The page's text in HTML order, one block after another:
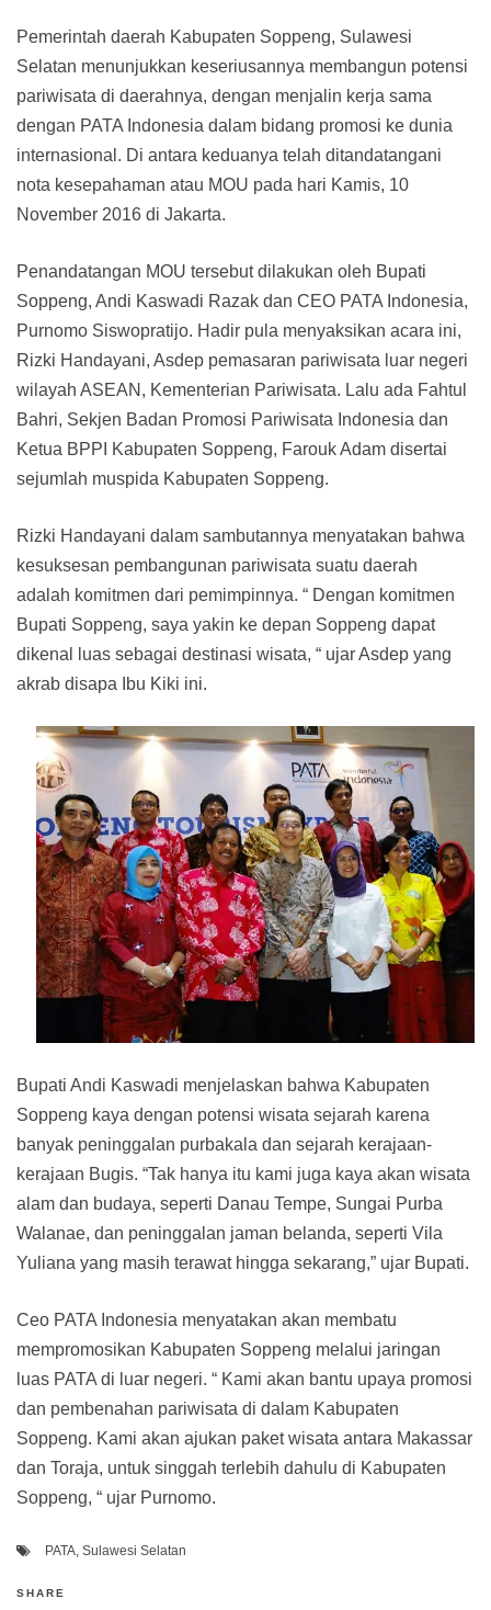
Pemerintah daerah Kabupaten Soppeng, Sulawesi
Selatan menunjukkan keseriusannya membangun potensi
pariwisata di daerahnya, dengan menjalin kerja sama
dengan PATA Indonesia dalam bidang promosi ke dunia
internasional. Di antara keduanya telah ditandatangani
nota kesepahaman atau MOU pada hari Kamis, 10
November 2016 di Jakarta.
Penandatangan MOU tersebut dilakukan oleh Bupati
Soppeng, Andi Kaswadi Razak dan CEO PATA Indonesia,
Purnomo Siswopratijo. Hadir pula menyaksikan acara ini,
Rizki Handayani, Asdep pemasaran pariwisata luar negeri
wilayah ASEAN, Kementerian Pariwisata. Lalu ada Fahtul
Bahri, Sekjen Badan Promosi Pariwisata Indonesia dan
Ketua BPPI Kabupaten Soppeng, Farouk Adam disertai
sejumlah muspida Kabupaten Soppeng.
Rizki Handayani dalam sambutannya menyatakan bahwa
kesuksesan pembangunan pariwisata suatu daerah
adalah komitmen dari pemimpinnya. “ Dengan komitmen
Bupati Soppeng, saya yakin ke depan Soppeng dapat
dikenal luas sebagai destinasi wisata, “ ujar Asdep yang
akrab disapa Ibu Kiki ini.
Bupati Andi Kaswadi menjelaskan bahwa Kabupaten
Soppeng kaya dengan potensi wisata sejarah karena
banyak peninggalan purbakala dan sejarah kerajaan-
kerajaan Bugis. “Tak hanya itu kami juga kaya akan wisata
alam dan budaya, seperti Danau Tempe, Sungai Purba
Walanae, dan peninggalan jaman belanda, seperti Vila
Yuliana yang masih terawat hingga sekarang,” ujar Bupati.
Ceo PATA Indonesia menyatakan akan membatu
mempromosikan Kabupaten Soppeng melalui jaringan
luas PATA di luar negeri. “ Kami akan bantu upaya promosi
dan pembenahan pariwisata di dalam Kabupaten
Soppeng. Kami akan ajukan paket wisata antara Makassar
dan Toraja, untuk singgah terlebih dahulu di Kabupaten
Soppeng, “ ujar Purnomo.
PATA, Sulawesi Selatan
SHARE